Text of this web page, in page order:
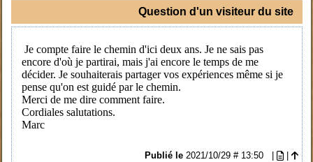
Question d'un visiteur du site
Je compte faire le chemin d'ici deux ans. Je ne sais pas
encore d'où je partirai, mais j'ai encore le temps de me
décider. Je souhaiterais partager vos expériences même si je
pense qu'on est guidé par le chemin.
Merci de me dire comment faire.
Cordiales salutations.
Marc
Publié le 2021/10/29 # 13:50